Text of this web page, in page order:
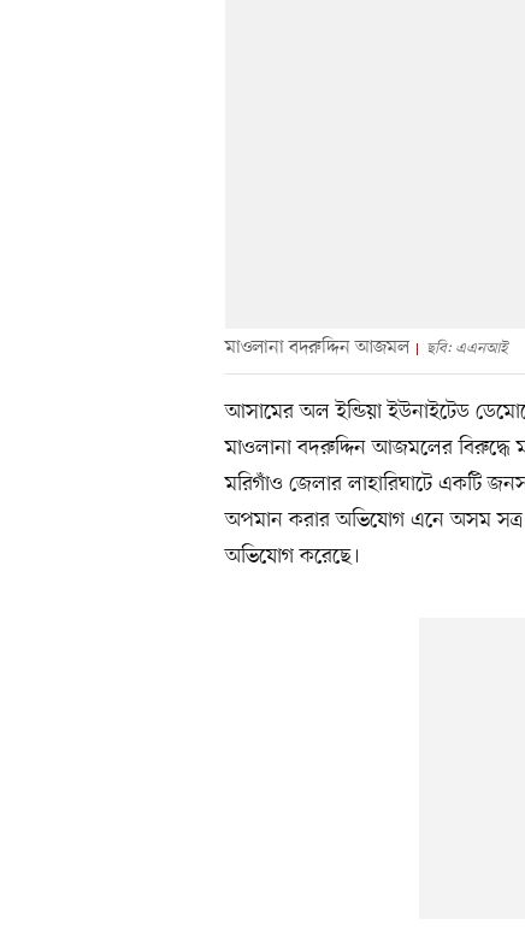
মাওলানা বদরুদ্দিন আজমল ছবি: এএনআই
আসামের অল ইন্ডিয়া ইউনাইটেড
মাওলানা বদরুদ্দিন আজমলের বিরুদ্ধে
মরিগাঁও জেলার লাহারিঘাটে একটি
অপমান করার অভিযোগ এনে অসম সত্র
অভিযোগ করেছে।